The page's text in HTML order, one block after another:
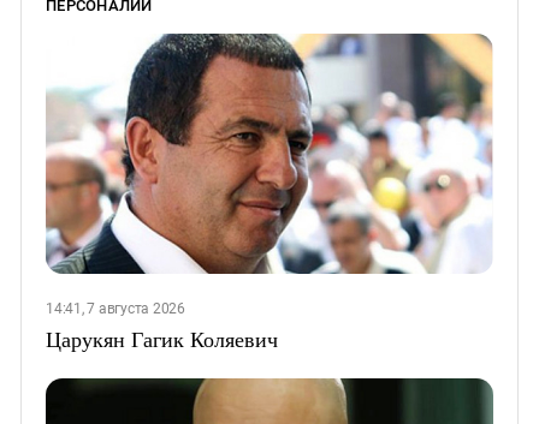
ПЕРСОНАЛИИ
14:41, 7 августа 2026
Царукян Гагик Коляевич